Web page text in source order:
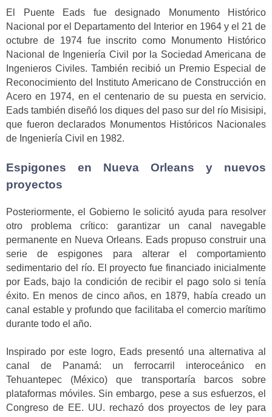
El Puente Eads fue designado Monumento Histórico
Nacional por el Departamento del Interior en 1964 y el 21 de
octubre de 1974 fue inscrito como Monumento Histórico
Nacional de Ingeniería Civil por la Sociedad Americana de
Ingenieros Civiles. También recibió un Premio Especial de
Reconocimiento del Instituto Americano de Construcción en
Acero en 1974, en el centenario de su puesta en servicio.
Eads también diseñó los diques del paso sur del río Misisipi,
que fueron declarados Monumentos Históricos Nacionales
de Ingeniería Civil en 1982.
Espigones en Nueva Orleans y nuevos
proyectos
Posteriormente, el Gobierno le solicitó ayuda para resolver
otro problema crítico: garantizar un canal navegable
permanente en Nueva Orleans. Eads propuso construir una
serie de espigones para alterar el comportamiento
sedimentario del río. El proyecto fue financiado inicialmente
por Eads, bajo la condición de recibir el pago solo si tenía
éxito. En menos de cinco años, en 1879, había creado un
canal estable y profundo que facilitaba el comercio marítimo
durante todo el año.
Inspirado por este logro, Eads presentó una alternativa al
canal de Panamá: un ferrocarril interoceánico en
Tehuantepec (México) que transportaría barcos sobre
plataformas móviles. Sin embargo, pese a sus esfuerzos, el
Congreso de EE. UU. rechazó dos proyectos de ley para